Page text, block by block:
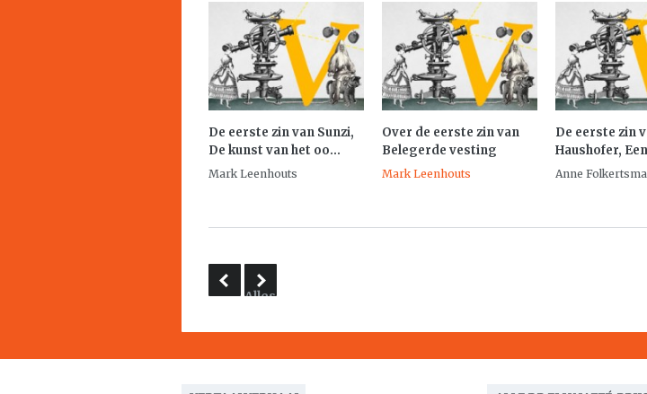
De eerste zin van Sunzi,
De kunst van het oo...
Mark Leenhouts
Over de eerste zin van
Belegerde vesting
Mark Leenhouts
De eerste zin
Haushofer,
Anne Folkertsma
Alles
Perspectieven